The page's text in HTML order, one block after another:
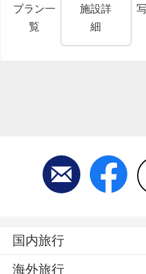
プラン一
覧
施設詳
細
国内旅行
海外旅行